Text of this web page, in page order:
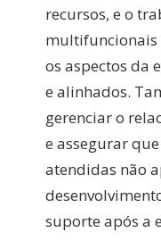
recursos, e o
multifuncionais
os aspectos da
e alinhados.
gerenciar o
e assegurar
atendidas não
suporte após a